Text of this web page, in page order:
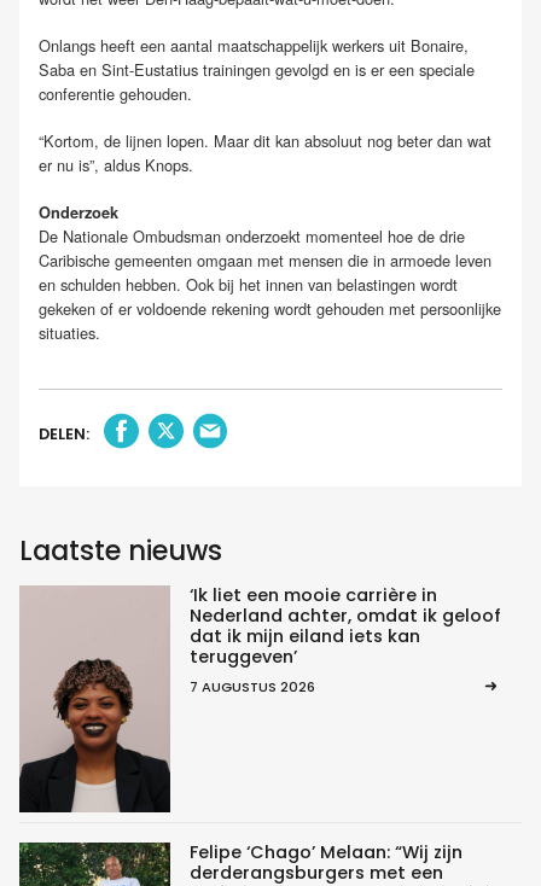
Onlangs heeft een aantal maatschappelijk werkers uit Bonaire,
Saba en Sint-Eustatius trainingen gevolgd en is er een speciale
conferentie gehouden.
“Kortom, de lijnen lopen. Maar dit kan absoluut nog beter dan wat
er nu is”, aldus Knops.
Onderzoek
De Nationale Ombudsman onderzoekt momenteel hoe de drie
Caribische gemeenten omgaan met mensen die in armoede leven
en schulden hebben. Ook bij het innen van belastingen wordt
gekeken of er voldoende rekening wordt gehouden met persoonlijke
situaties.
DELEN:
Laatste nieuws
‘Ik liet een mooie carrière in
Nederland achter, omdat ik geloof
dat ik mijn eiland iets kan
teruggeven’
7 AUGUSTUS 2026
Felipe ‘Chago’ Melaan: “Wij zijn
derderangsburgers met een